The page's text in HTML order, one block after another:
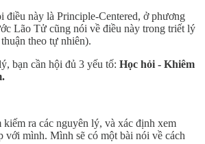
này là Principle-Centered, ở phương
Lão Tử cũng nói về điều này trong triết lý
theo tự nhiên).
bạn cần hội đủ 3 yếu tố: Học hỏi - Khiêm
ra các nguyên lý, và xác định xem
với mình. Mình sẽ có một bài nói về cách